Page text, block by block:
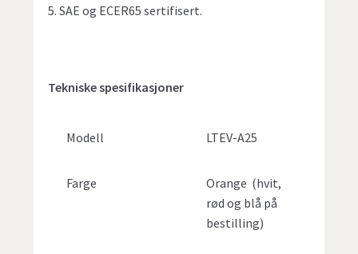
5. SAE og ECER65 sertifisert.
Tekniske spesifikasjoner
Modell LTEV-A25
Farge
Orange (hvit,
rød og blå på
bestilling)